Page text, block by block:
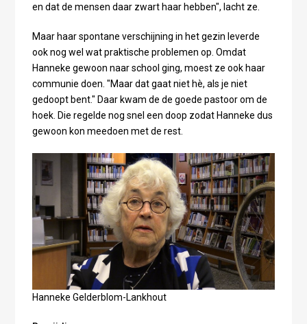
en dat de mensen daar zwart haar hebben", lacht ze.
Maar haar spontane verschijning in het gezin leverde
ook nog wel wat praktische problemen op. Omdat
Hanneke gewoon naar school ging, moest ze ook haar
communie doen. "Maar dat gaat niet hè, als je niet
gedoopt bent." Daar kwam de de goede pastoor om de
hoek. Die regelde nog snel een doop zodat Hanneke dus
gewoon kon meedoen met de rest.
Hanneke Gelderblom-Lankhout